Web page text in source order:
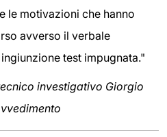
le motivazioni che hanno
avverso il verbale
test impugnata."
investigativo Giorgio